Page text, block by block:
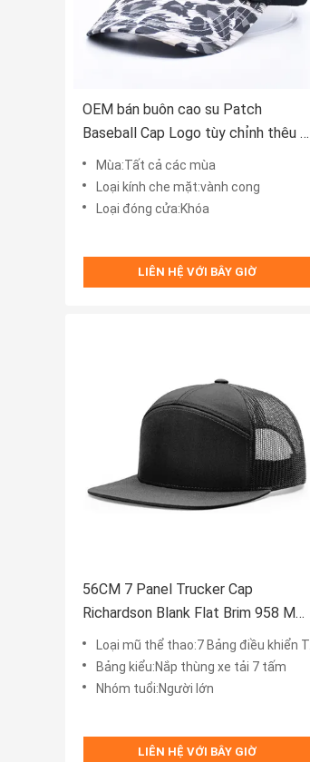
OEM bán buôn cao su Patch
Baseball Cap Logo tùy chỉnh thêu 7
Panel Baseball Hat Nhà sản xuất
Mùa:Tất cả các mùa
Loại kính che mặt:vành cong
Loại đóng cửa:Khóa
LIÊN HỆ VỚI BÂY GIỜ
56CM 7 Panel Trucker Cap
Richardson Blank Flat Brim 958 Mũ
Snapback cho nam
Loại mũ thể thao:7 Bảng điều khiển Trucker Cap Richardson Phong cách
Bảng kiểu:Nắp thùng xe tải 7 tấm
Nhóm tuổi:Người lớn
LIÊN HỆ VỚI BÂY GIỜ